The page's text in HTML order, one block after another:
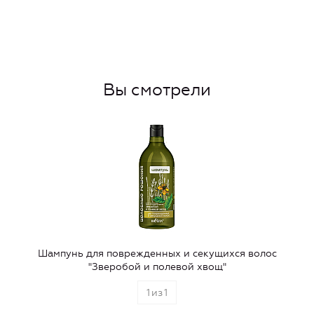
Вы смотрели
Шампунь для поврежденных и секущихся волос
"Зверобой и полевой хвощ"
1 из1